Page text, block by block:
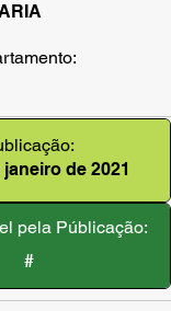
de 2021
pela Públicação:
#